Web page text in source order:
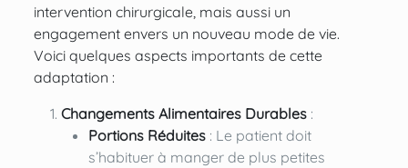
intervention chirurgicale, mais aussi un
engagement envers un nouveau mode de vie.
Voici quelques aspects importants de cette
adaptation :
Changements Alimentaires Durables:
Portions Réduites: Le patient doit
s’habituer à manger de plus petites